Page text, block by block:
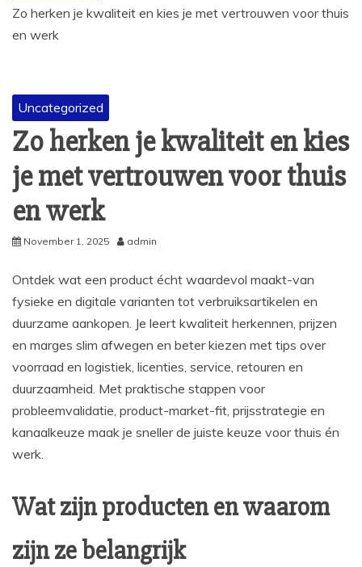
Zo herken je kwaliteit en kies je met vertrouwen voor thuis
en werk
Uncategorized
Zo herken je kwaliteit en kies
je met vertrouwen voor thuis
en werk
November 1, 2025 admin
Ontdek wat een product écht waardevol maakt-van
fysieke en digitale varianten tot verbruiksartikelen en
duurzame aankopen. Je leert kwaliteit herkennen, prijzen
en marges slim afwegen en beter kiezen met tips over
voorraad en logistiek, licenties, service, retouren en
duurzaamheid. Met praktische stappen voor
probleemvalidatie, product-market-fit, prijsstrategie en
kanaalkeuze maak je sneller de juiste keuze voor thuis én
werk.
Wat zijn producten en waarom
zijn ze belangrijk